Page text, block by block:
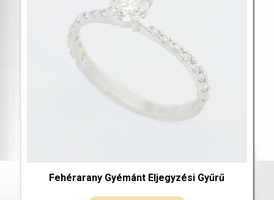
Fehérarany Gyémánt Eljegyzési Gyűrű